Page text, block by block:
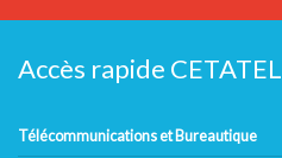
Accès rapide CETATEL
Télécommunications et Bureautique